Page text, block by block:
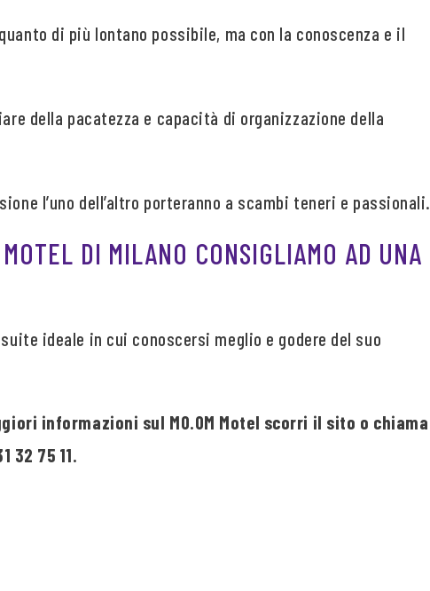
di più lontano possibile, ma con la conoscenza e il
della pacatezza e capacità di organizzazione della
l’uno dell’altro porteranno a scambi teneri e passionali.
DI MILANO CONSIGLIAMO AD UNA
ideale in cui conoscersi meglio e godere del suo
informazioni sul MO.OM Motel scorri il sito o chiama
32 75 11.